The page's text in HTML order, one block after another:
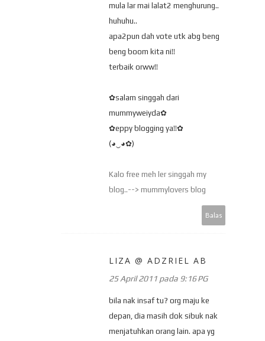
mula lar mai lalat2 menghurung..
huhuhu..
apa2pun dah vote utk abg beng
beng boom kita ni!!
terbaik orww!!
✿salam singgah dari
mummyweiyda✿
✿eppy blogging ya!!✿
(◕‿◕✿)
Kalo free meh ler singgah my
blog..--> mummylovers blog
Balas
LIZA @ ADZRIEL AB
25 April 2011 pada 9:16 PG
bila nak insaf tu? org maju ke
depan, dia masih dok sibuk nak
menjatuhkan orang lain. apa yg